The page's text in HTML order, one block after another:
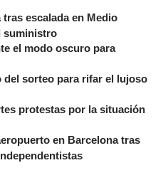
escalada en Medio
suministro
el modo oscuro para
del sorteo para rifar el lujoso
protestas por la situación
en Barcelona tras